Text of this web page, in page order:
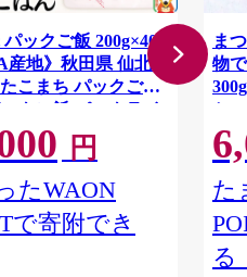
ックご飯 200g×40
産地》秋田県 仙北市
こまち パックごは
ックご飯 パックライ
ご飯パック ごはんパ
ク レトルト 米】 秋
市
円
たWAON
で寄附でき
ま
物
セ
贈
め
ツ
足
た
る